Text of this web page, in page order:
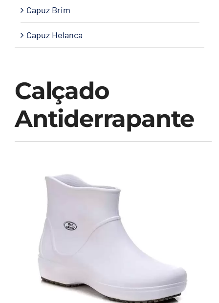
Calçado
Antiderrapante
Capuz Brim
Capuz Helanca